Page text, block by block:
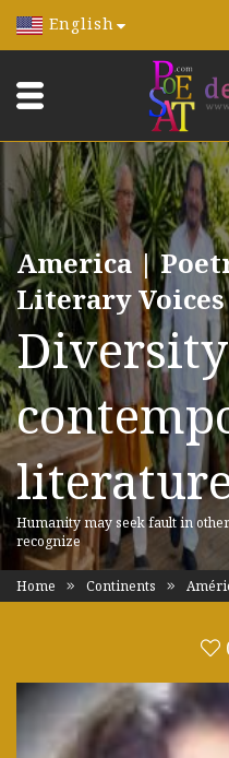
English
America |
Literary Voices
Humanity may seek fault in
recognize
Home Continents